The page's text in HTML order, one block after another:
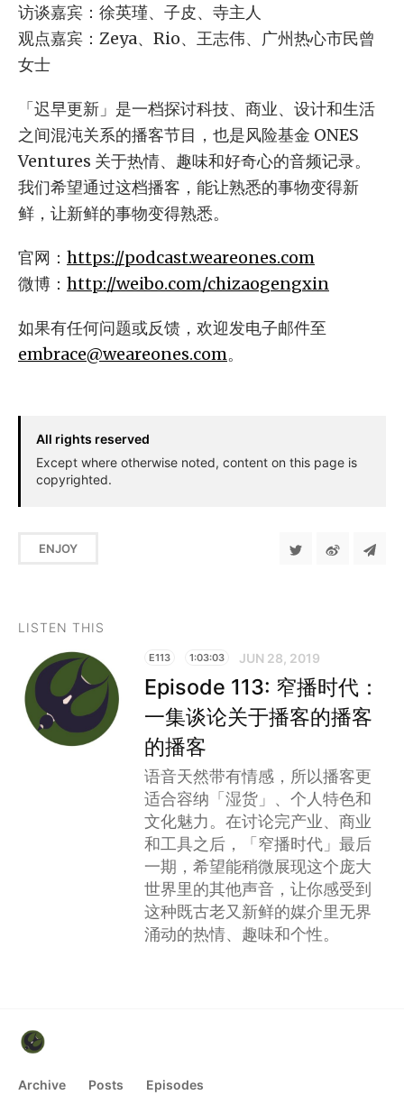
访谈嘉宾：徐英瑾、子皮、寺主人
观点嘉宾：Zeya、Rio、王志伟、广州热心市民曾
女士
「迟早更新」是一档探讨科技、商业、设计和生活
之间混沌关系的播客节目，也是风险基金 ONES
Ventures 关于热情、趣味和好奇心的音频记录。
我们希望通过这档播客，能让熟悉的事物变得新
鲜，让新鲜的事物变得熟悉。
官网： https://podcast.weareones.com
微博： http://weibo.com/chizaogengxin
如果有任何问题或反馈，欢迎发电子邮件至
embrace@weareones.com。
All rights reserved
Except where otherwise noted, content on this page is
copyrighted.
ENJOY
LISTEN THIS
E113 1:03:03 JUN 28, 2019
Episode 113: 窄播时代：
一集谈论关于播客的播客
的播客
语音天然带有情感，所以播客更
适合容纳「湿货」、个人特色和
文化魅力。在讨论完产业、商业
和工具之后，「窄播时代」最后
一期，希望能稍微展现这个庞大
世界里的其他声音，让你感受到
这种既古老又新鲜的媒介里无界
涌动的热情、趣味和个性。
Archive Posts Episodes